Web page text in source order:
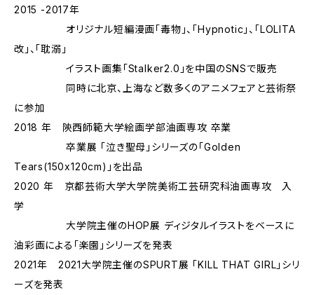
2015 -2017年
オリジナル短編漫画「毒物」、「Hypnotic」、「LOLITA
改」、「耽溺」
イラスト画集「Stalker2.0」を中国のSNSで販売
同時に北京、上海など数多くのアニメフェアと芸術祭
に参加
2018 年 陝西師範大学絵画学部油画専攻 卒業
卒業展 「泣き聖母」シリーズの「Golden
Tears(150x120cm)」を出品
2020 年 京都芸術大学大学院美術工芸研究科油画専攻 入
学
大学院主催のHOP展 ディジタルイラストをベースに
油彩画による「楽園」シリーズを発表
2021年 2021大学院主催のSPURT展 「KILL THAT GIRL」シリ
ーズを発表